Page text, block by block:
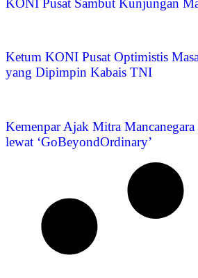
Ketum KONI Pusat Optimistis
yang Dipimpin Kabais TNI
Kemenpar Ajak Mitra Mancanegara
lewat ‘GoBeyondOrdinary’